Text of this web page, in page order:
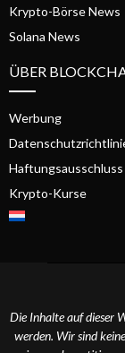
Krypto-Börse News
Solana News
ÜBER
Werbung
Haftungsausschluss
Krypto-Kurse
Die Inhalte auf dieser
werden. Wir sind